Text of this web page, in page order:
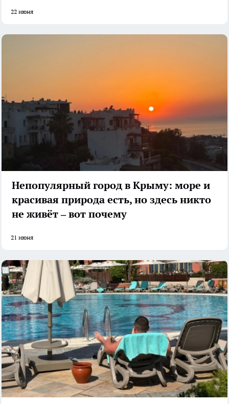
22 июня
Непопулярный город в Крыму: море и
красивая природа есть, но здесь никто
не живёт – вот почему
21 июня